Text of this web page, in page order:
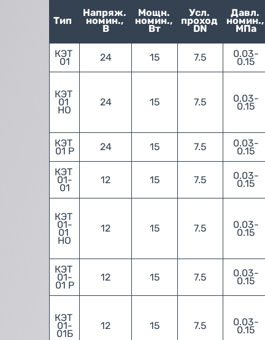
Напряж.
номин.,
В
Мощн.
номин.,
Вт
Усл.
проход
DN
Давл.
номин.,
МПа
КЭТ
01 24 15 7.5 0.03-
0.15
КЭТ
01
НО
24 15 7.5 0.03-
0.15
КЭТ
01 Р 24 15 7.5 0.03-
0.15
КЭТ
01-
01
12 15 7.5 0.03-
0.15
КЭТ
01-
01
НО
12 15 7.5 0.03-
0.15
КЭТ
01-
01 Р
12 15 7.5 0.03-
0.15
КЭТ
01-
01Б
12 15 7.5 0.03-
0.15